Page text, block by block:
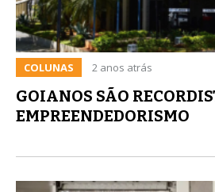
COLUNAS 2 anos atrás
GOIANOS SÃO
EMPREENDEDORISMO